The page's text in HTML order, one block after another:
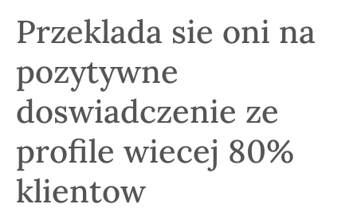
Przeklada sie oni na
pozytywne
doswiadczenie ze
profile wiecej 80%
klientow